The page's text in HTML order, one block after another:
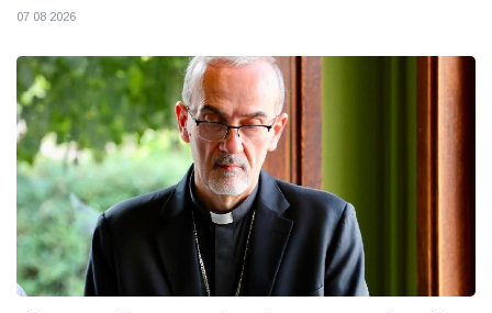
07 08 2026